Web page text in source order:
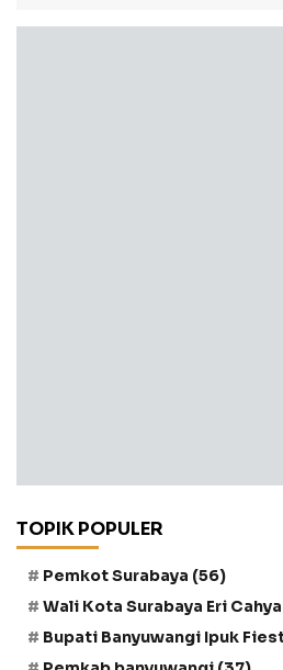
TOPIK POPULER
Pemkot Surabaya (56)
Wali Kota Surabaya Eri
Bupati Banyuwangi Ipuk